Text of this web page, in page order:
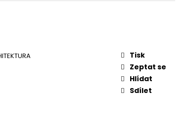
Tisk
Zeptat se
Hlídat
Sdílet